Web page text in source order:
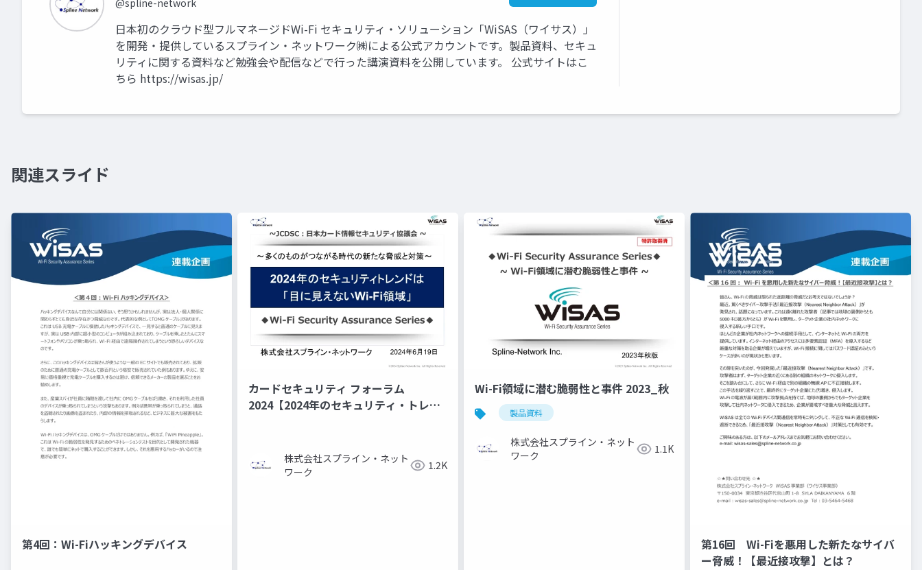
@spline-network
日本初のクラウド型フルマネージドWi-Fi セキュリティ・ソリューション「WiSAS（ワイサス）」
を開発・提供しているスプライン・ネットワーク㈱による公式アカウントです。製品資料、セキュ
リティに関する資料など勉強会や配信などで行った講演資料を公開しています。 公式サイトはこ
ちら https://wisas.jp/
関連スライド
第4回：Wi-Fiハッキングデバイス
カードセキュリティ フォーラム
2024【2024年のセキュリティ・トレン
株式会社スプライン・ネット
ワーク
1.2K
Wi-Fi領域に潜む脆弱性と事件 2023_秋
製品資料
株式会社スプライン・ネット
ワーク
1.1K
第16回 Wi-Fiを悪用した新たなサイバ
ー脅威！【最近接攻撃】とは？